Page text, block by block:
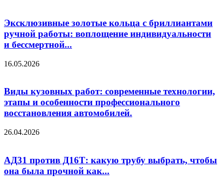
Эксклюзивные золотые кольца с бриллиантами
ручной работы: воплощение индивидуальности
и бессмертной...
16.05.2026
Виды кузовных работ: современные технологии,
этапы и особенности профессионального
восстановления автомобилей.
26.04.2026
АД31 против Д16Т: какую трубу выбрать, чтобы
она была прочной как...